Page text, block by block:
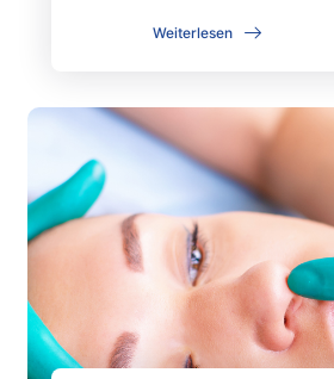
Weiterlesen